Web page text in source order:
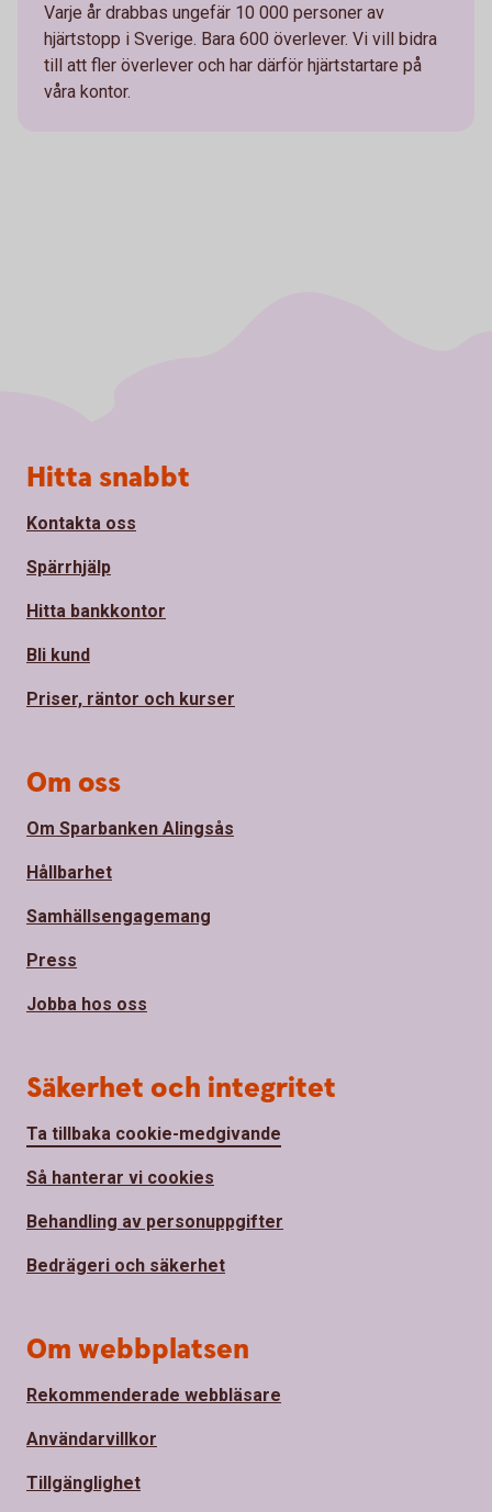
Varje år drabbas ungefär 10 000 personer av
hjärtstopp i Sverige. Bara 600 överlever. Vi vill bidra
till att fler överlever och har därför hjärtstartare på
våra kontor.
Sidfot
Hitta snabbt
Kontakta oss
Spärrhjälp
Hitta bankkontor
Bli kund
Priser, räntor och kurser
Om oss
Om Sparbanken Alingsås
Hållbarhet
Samhällsengagemang
Press
Jobba hos oss
Säkerhet och integritet
Ta tillbaka cookie-medgivande
Så hanterar vi cookies
Behandling av personuppgifter
Bedrägeri och säkerhet
Om webbplatsen
Rekommenderade webbläsare
Användarvillkor
Tillgänglighet